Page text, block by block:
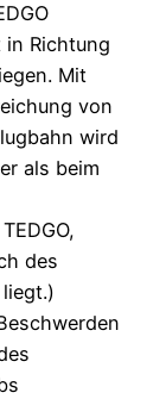
Richtung
Mit
von
wird
als beim
des